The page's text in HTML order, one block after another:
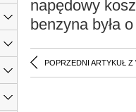
napędowy
benzyna była
POPRZEDNI ARTYKUŁ Z